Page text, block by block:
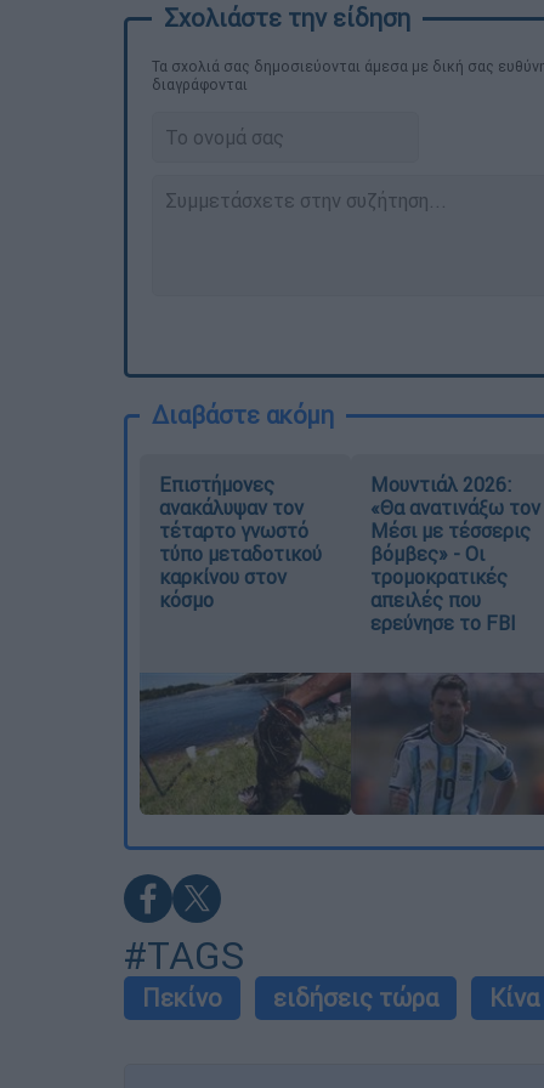
Τα σχολιά σας δημοσιεύονται άμεσα με δική σας
διαγράφονται
Διαβάστε ακόμη
Επιστήμονες
ανακάλυψαν τον
τέταρτο γνωστό
τύπο μεταδοτικού
καρκίνου στον
κόσμο
Μουντιάλ 2026:
«Θα ανατινάξω τον
Μέσι με τέσσερις
βόμβες» - Οι
τρομοκρατικές
απειλές που
ερεύνησε το FBI
#TAGS
Πεκίνο ειδήσεις τώρα Κίνα